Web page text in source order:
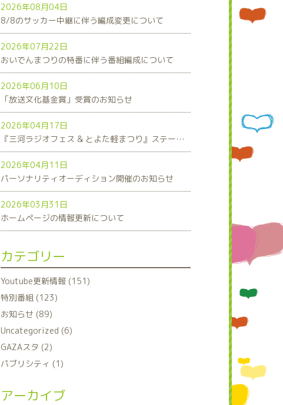
2026年08月04日
8/8のサッカー中継に伴う編成変更について
2026年07月22日
おいでんまつりの特番に伴う番組編成について
2026年06月10日
「放送文化基金賞」受賞のお知らせ
2026年04月17日
『三河ラジオフェス & とよた軽まつり』ステージスケジュール発表！
2026年04月11日
パーソナリティオーディション開催のお知らせ
2026年03月31日
ホームページの情報更新について
カテゴリー
Youtube更新情報 (151)
特別番組 (123)
お知らせ (89)
Uncategorized (6)
GAZAスタ (2)
パブリシティ (1)
アーカイブ